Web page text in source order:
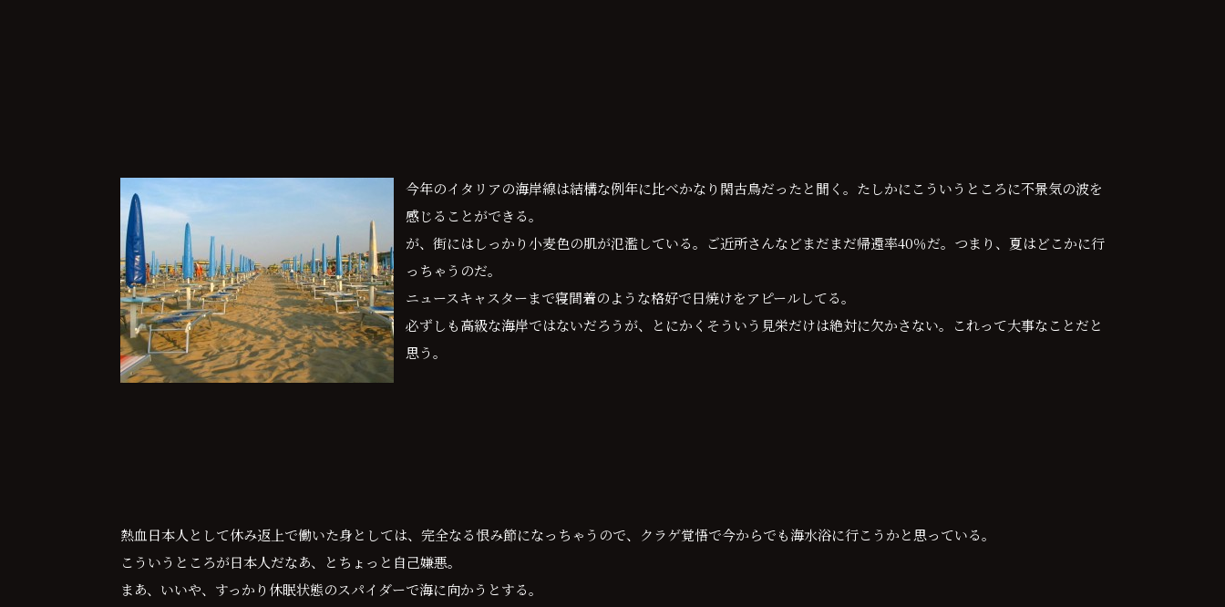
今年のイタリアの海岸線は結構な例年に比べかなり閑古鳥だったと聞く。たしかにこういうところに不景気の波を
感じることができる。
が、街にはしっかり小麦色の肌が氾濫している。ご近所さんなどまだまだ帰還率40％だ。つまり、夏はどこかに行
っちゃうのだ。
ニュースキャスターまで寝間着のような格好で日焼けをアピールしてる。
必ずしも高級な海岸ではないだろうが、とにかくそういう見栄だけは絶対に欠かさない。これって大事なことだと
思う。
熱血日本人として休み返上で働いた身としては、完全なる恨み節になっちゃうので、クラゲ覚悟で今からでも海水浴に行こうかと思っている。
こういうところが日本人だなあ、とちょっと自己嫌悪。
まあ、いいや、すっかり休眠状態のスパイダーで海に向かうとする。